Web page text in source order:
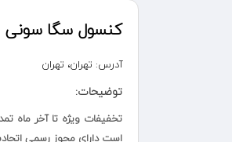
کنسول سگا سونی
آدرس: تهران، تهران
توضیحات:
تخفیفات ویژه تا آخر ماه
است دارای مجوز رسمی